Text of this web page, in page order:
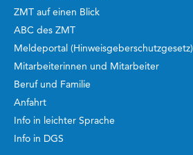
ZMT auf einen Blick
ABC des ZMT
Meldeportal (Hinweisgeberschutzgesetz)
Mitarbeiterinnen und Mitarbeiter
Beruf und Familie
Anfahrt
Info in leichter Sprache
Info in DGS